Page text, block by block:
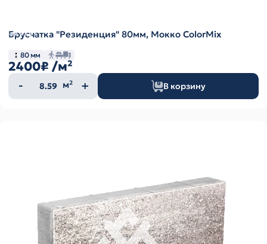
Брусчатка "Резиденция" 80мм, Мокко ColorMix
80 мм
2400₽ /м²
Количество
товара
м² В корзину